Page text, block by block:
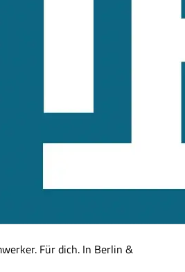
Für dich. In Berlin &